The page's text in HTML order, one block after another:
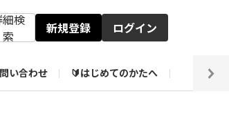
検
索
新規登録 ログイン
い合わせ 🔰はじめてのかたへ 編集